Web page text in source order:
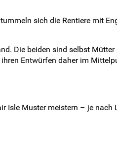
sich die Rentiere mit
Die beiden sind selbst
Entwürfen daher im
Isle Muster meistern – je nach